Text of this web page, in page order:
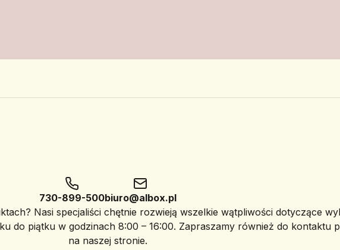
730-899-500biuro@albox.pl
Nasi specjaliści chętnie rozwieją wszelkie wątpliwości dotyczące
do piątku w godzinach 8:00 – 16:00. Zapraszamy również do kontaktu
na naszej stronie.